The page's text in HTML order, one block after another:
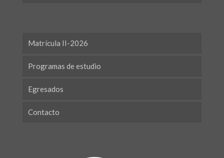
Matrícula II-2026
Programas de estudio
Egresados
Contacto